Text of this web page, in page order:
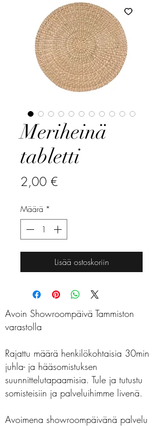
Meriheinä
tabletti
2,00 €
Määrä *
Lisää ostoskoriin
Avoin Showroompäivä Tammiston
varastolla
Rajattu määrä henkilökohtaisia 30min
juhla- ja hääsomistuksen
suunnittelutapaamisia. Tule ja tutustu
somisteisiin ja palveluihimme livenä.
Avoimena showroompäivänä palvelu